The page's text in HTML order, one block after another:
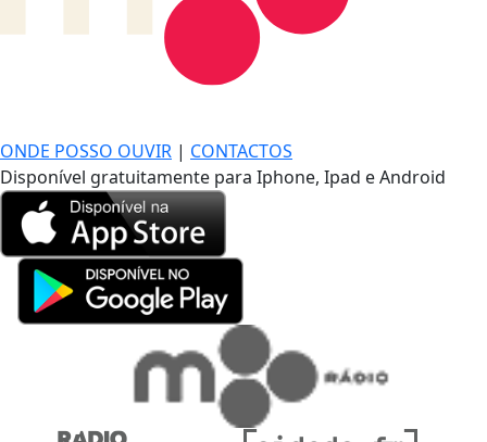
ONDE POSSO OUVIR | CONTACTOS
Disponível gratuitamente para Iphone, Ipad e Android